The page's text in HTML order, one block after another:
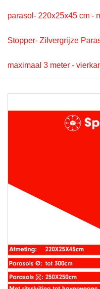
parasol- 220x25x45 cm -
Stopper- Zilvergrijze
maximaal 3 meter -